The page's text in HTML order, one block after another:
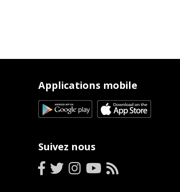
Applications mobile
Suivez nous